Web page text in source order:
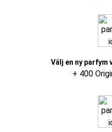
Välj en ny parfym
+ 400